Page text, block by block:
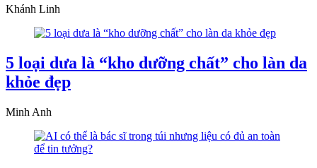
Khánh Linh
5 loại dưa là “kho dưỡng chất” cho làn da
khỏe đẹp
Minh Anh